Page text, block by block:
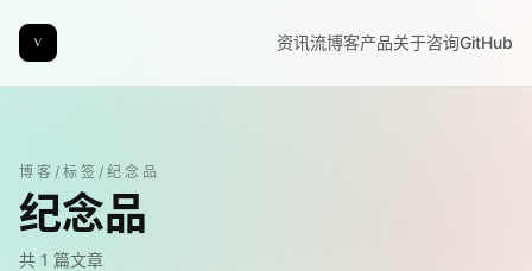
资讯流博客产品关于咨询GitHub
博客 / 标签 / 纪念品
纪念品
共 1 篇文章